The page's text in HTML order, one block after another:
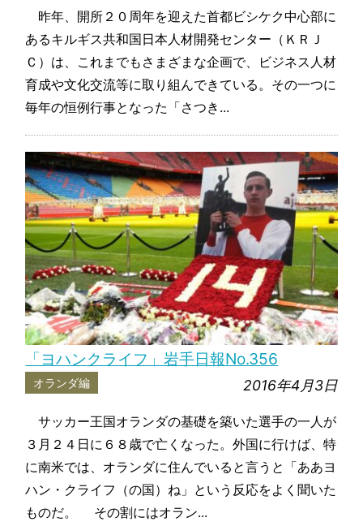
昨年、開所２０周年を迎えた首都ビシケク中心部に
あるキルギス共和国日本人材開発センター（ＫＲＪ
Ｃ）は、これまでもさまざまな企画で、ビジネス人材
育成や文化交流等に取り組んできている。その一つに
毎年の恒例行事となった「さつき...
「ヨハンクライフ」岩手日報No.356
オランダ編 2016年4月3日
サッカー王国オランダの基礎を築いた選手の一人が
３月２４日に６８歳で亡くなった。外国に行けば、特
に南米では、オランダに住んでいると言うと「ああヨ
ハン・クライフ（の国）ね」という反応をよく聞いた
ものだ。 その割にはオラン...